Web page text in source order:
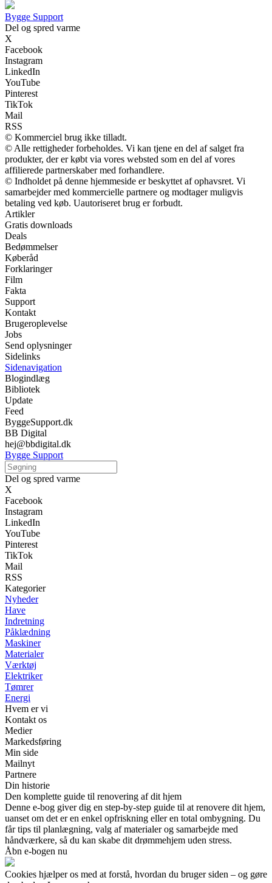
Bygge Support
Del og spred varme
X
Facebook
Instagram
LinkedIn
YouTube
Pinterest
TikTok
Mail
RSS
© Kommerciel brug ikke tilladt.
© Alle rettigheder forbeholdes. Vi kan tjene en del af salget fra
produkter, der er købt via vores websted som en del af vores
affilierede partnerskaber med forhandlere.
© Indholdet på denne hjemmeside er beskyttet af ophavsret. Vi
samarbejder med kommercielle partnere og modtager muligvis
betaling ved køb. Uautoriseret brug er forbudt.
Artikler
Gratis downloads
Deals
Bedømmelser
Køberåd
Forklaringer
Film
Fakta
Support
Kontakt
Brugeroplevelse
Jobs
Send oplysninger
Sidelinks
Sidenavigation
Blogindlæg
Bibliotek
Update
Feed
ByggeSupport.dk
BB Digital
hej@bbdigital.dk
Bygge Support
Del og spred varme
X
Facebook
Instagram
LinkedIn
YouTube
Pinterest
TikTok
Mail
RSS
Kategorier
Nyheder
Have
Indretning
Påklædning
Maskiner
Materialer
Værktøj
Elektriker
Tømrer
Energi
Hvem er vi
Kontakt os
Medier
Markedsføring
Min side
Mailnyt
Partnere
Din historie
Den komplette guide til renovering af dit hjem
Denne e-bog giver dig en step-by-step guide til at renovere dit hjem,
uanset om det er en enkel opfriskning eller en total ombygning. Du
får tips til planlægning, valg af materialer og samarbejde med
håndværkere, så du kan skabe dit drømmehjem uden stress.
Åbn e-bogen nu
Cookies hjælper os med at forstå, hvordan du bruger siden – og gøre